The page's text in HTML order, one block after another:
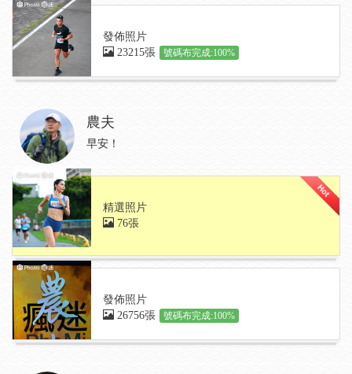
發佈照片
23215張
號碼布完成:100%
農夫
早安！
精選照片
76張
發佈照片
26756張
號碼布完成:100%